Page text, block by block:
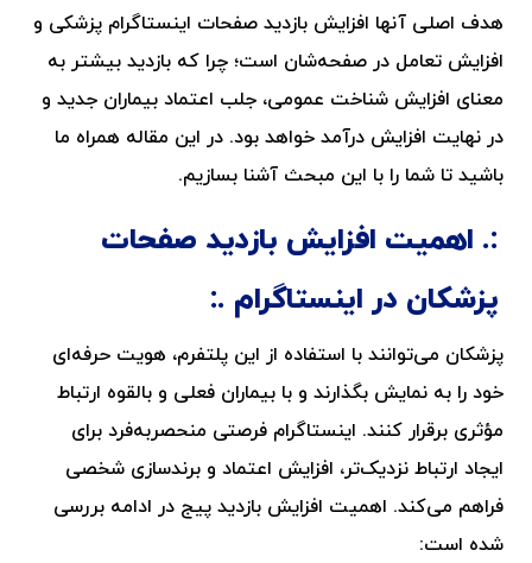
هدف اصلی آنها افزایش بازدید صفحات اینستاگرام پزشکی و
افزایش تعامل در صفحه‌شان است؛ چرا که بازدید بیشتر به
معنای افزایش شناخت عمومی، جلب اعتماد بیماران جدید و
در نهایت افزایش درآمد خواهد بود. در این مقاله همراه ما
باشید تا شما را با این مبحث آشنا بسازیم.
اهمیت افزایش بازدید صفحات
پزشکان در اینستاگرام
پزشکان می‌توانند با استفاده از این پلتفرم، هویت حرفه‌ای
خود را به نمایش بگذارند و با بیماران فعلی و بالقوه ارتباط
مؤثری برقرار کنند. اینستاگرام فرصتی منحصربه‌فرد برای
ایجاد ارتباط نزدیک‌تر، افزایش اعتماد و برندسازی شخصی
فراهم می‌کند. اهمیت افزایش بازدید پیج در ادامه بررسی
شده است: